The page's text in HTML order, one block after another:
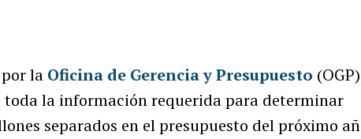
la Oficina de Gerencia y Presupuesto
toda la información requerida para determinar
separados en el presupuesto del próximo